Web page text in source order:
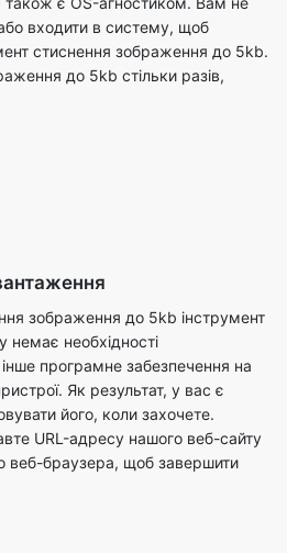
зображення до 5kb інструмент
немає необхідності
програмне забезпечення на
його, коли захочете.
URL-адресу нашого веб-сайту
веб-браузера, щоб завершити